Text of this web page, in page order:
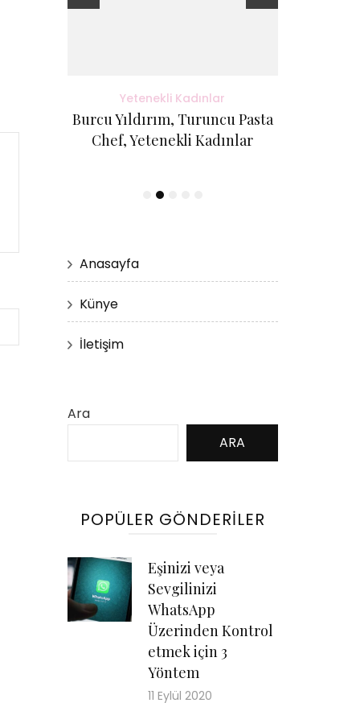
Yetenekli Kadınlar
Burcu Yıldırım, Turuncu Pasta
Chef, Yetenekli Kadınlar
Anasayfa
Künye
İletişim
Ara
ARA
POPÜLER GÖNDERILER
Eşinizi veya
Sevgilinizi
WhatsApp
Üzerinden Kontrol
etmek için 3
Yöntem
11 Eylül 2020